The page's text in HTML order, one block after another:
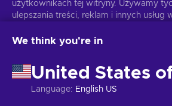
Możesz anulować subskrypcję w dowolnej
użytkownikach tej witryny. Używamy
ulepszania treści, reklam i innych usług
do personalizacji reklam.
korzystanie z tych technologii przez
partnerów. Zgodę można dostosować,
"Dostosuj".
We think you're in
United States
Language: English US